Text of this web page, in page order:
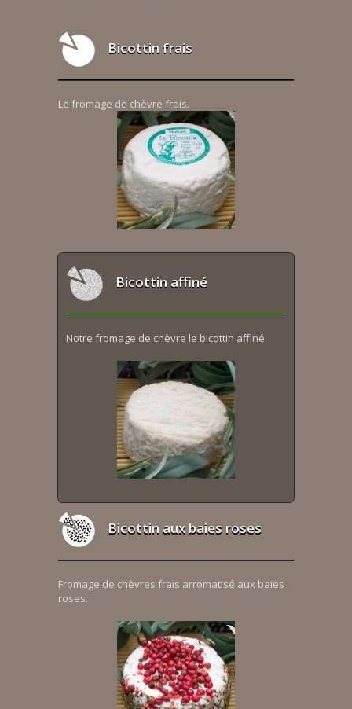
Bicottin frais
Le fromage de chèvre frais.
Bicottin affiné
Notre fromage de chèvre le bicottin affiné.
Bicottin aux baies roses
Fromage de chèvres frais arromatisé aux baies
roses.